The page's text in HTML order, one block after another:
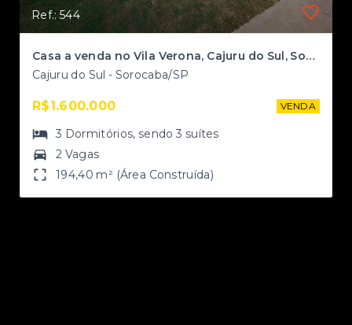
Ref.: 544
Casa a venda no Vila Verona, Cajuru do Sul, Sorocaba-SP
Cajuru do Sul - Sorocaba/SP
R$1.600.000 VENDA
3 Dormitórios, sendo3 suítes
2 Vagas
194,40 m² (Área Construída)